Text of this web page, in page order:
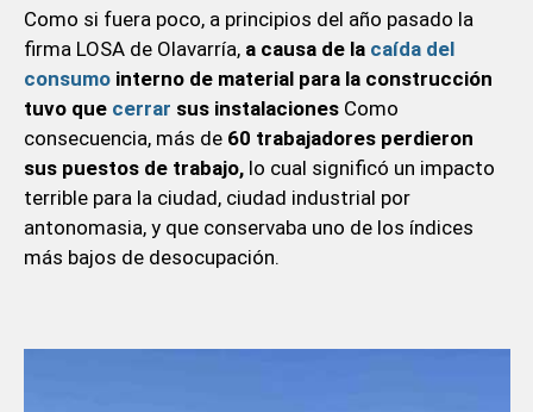
Como si fuera poco, a principios del año pasado la
firma LOSA de Olavarría,a causa de la caída del
consumointerno de material para la construcción
tuvo que cerrar sus instalacionesComo
consecuencia, más de 60 trabajadores perdieron
sus puestos de trabajo,lo cual significó un impacto
terrible para la ciudad, ciudad industrial por
antonomasia, y que conservaba uno de los índices
más bajos de desocupación.